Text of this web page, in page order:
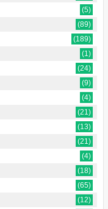
(5)
(89)
(189)
(1)
(24)
(9)
(4)
(21)
(13)
(21)
(4)
(18)
(65)
(12)